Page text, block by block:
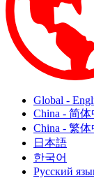
Global -
China - 简体
China - 繁体
日本語
한국어
Русский